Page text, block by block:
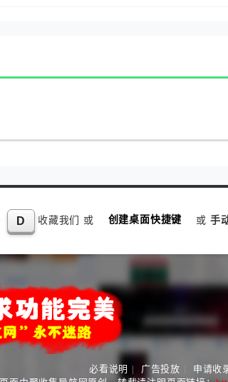
D 收藏我们 或 创建桌面快捷键 或 手
必看说明 | 广告投放 申请收